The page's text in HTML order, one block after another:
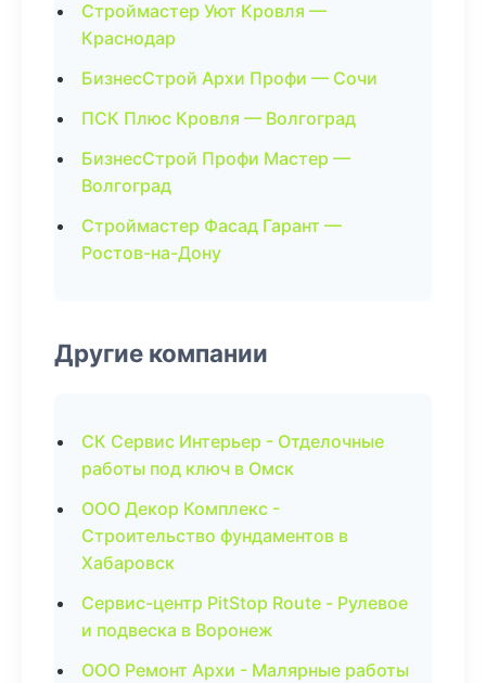
Строймастер Уют Кровля —
Краснодар
БизнесСтрой Архи Профи — Сочи
ПСК Плюс Кровля — Волгоград
БизнесСтрой Профи Мастер —
Волгоград
Строймастер Фасад Гарант —
Ростов-на-Дону
Другие компании
СК Сервис Интерьер - Отделочные
работы под ключ в Омск
ООО Декор Комплекс -
Строительство фундаментов в
Хабаровск
Сервис-центр PitStop Route - Рулевое
и подвеска в Воронеж
ООО Ремонт Архи - Малярные работы